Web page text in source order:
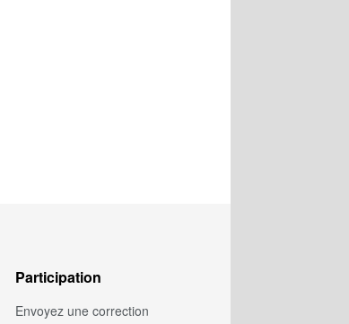
Participation
Envoyez une correction